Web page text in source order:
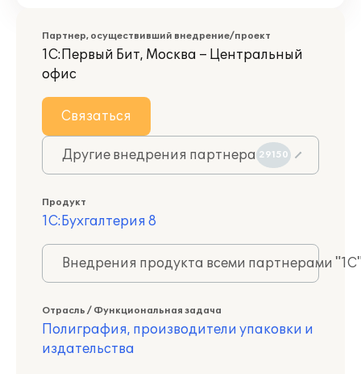
Партнер, осуществивший внедрение/проект
1С:Первый Бит, Москва – Центральный
офис
Связаться
Другие внедрения партнера 29150
Продукт
1С:Бухгалтерия 8
Внедрения продукта всеми партнерами
Отрасль / Функциональная задача
Полиграфия, производители упаковки и
издательства